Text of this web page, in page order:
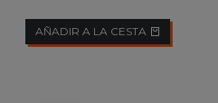
AÑADIR A LA CESTA